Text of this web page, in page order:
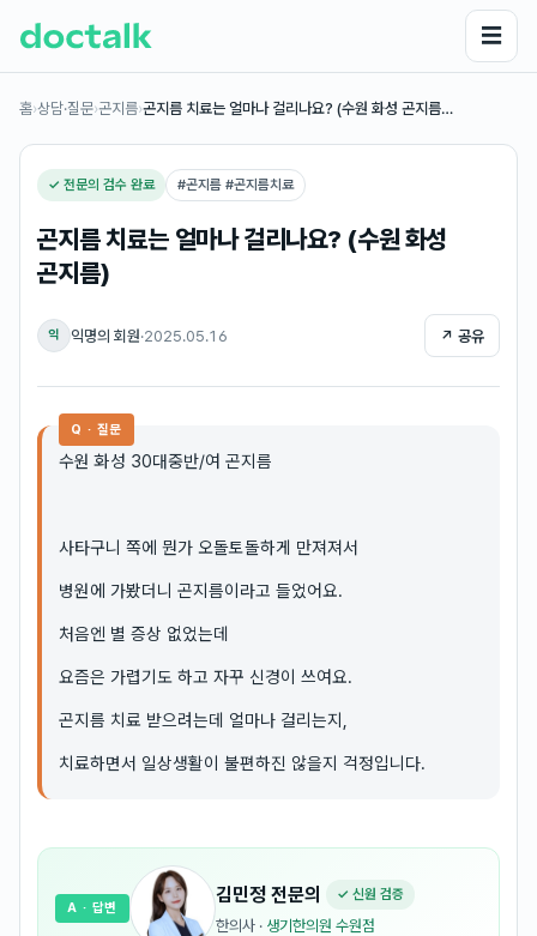
☰
홈›상담·질문›곤지름›곤지름 치료는 얼마나 걸리나요? (수원 화성 곤지름…
✓ 전문의 검수 완료 #곤지름 #곤지름치료
곤지름 치료는 얼마나 걸리나요? (수원 화성
곤지름)
익 익명의 회원·2025.05.16 ↗ 공유
Q · 질문
수원 화성 30대중반/여 곤지름
사타구니 쪽에 뭔가 오돌토돌하게 만져져서
병원에 가봤더니 곤지름이라고 들었어요.
처음엔 별 증상 없었는데
요즘은 가렵기도 하고 자꾸 신경이 쓰여요.
곤지름 치료 받으려는데 얼마나 걸리는지,
치료하면서 일상생활이 불편하진 않을지 걱정입니다.
김민정 전문의 ✓ 신원 검증
한의사 · 생기한의원 수원점
A · 답변